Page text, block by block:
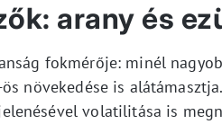
arany és
fokmérője: minél
növekedése is
volatilitása is